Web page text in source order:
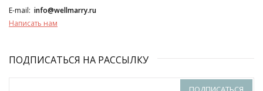
E-mail: info@wellmarry.ru
Написать нам
ПОДПИСАТЬСЯ НА РАССЫЛКУ